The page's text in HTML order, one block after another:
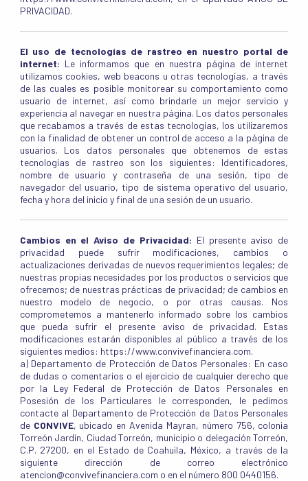
PRIVACIDAD.
El uso de tecnologías de rastreo en nuestro portal de
internet: Le informamos que en nuestra página de internet
utilizamos cookies, web beacons u otras tecnologías, a través
de las cuales es posible monitorear su comportamiento como
usuario de internet, así como brindarle un mejor servicio y
experiencia al navegar en nuestra página. Los datos personales
que recabamos a través de estas tecnologías, los utilizaremos
con la finalidad de obtener un control de acceso a la página de
usuarios. Los datos personales que obtenemos de estas
tecnologías de rastreo son los siguientes: Identificadores,
nombre de usuario y contraseña de una sesión, tipo de
navegador del usuario, tipo de sistema operativo del usuario,
fecha y hora del inicio y final de una sesión de un usuario.
Cambios en el Aviso de Privacidad: El presente aviso de
privacidad puede sufrir modificaciones, cambios o
actualizaciones derivadas de nuevos requerimientos legales; de
nuestras propias necesidades por los productos o servicios que
ofrecemos; de nuestras prácticas de privacidad; de cambios en
nuestro modelo de negocio, o por otras causas. Nos
comprometemos a mantenerlo informado sobre los cambios
que pueda sufrir el presente aviso de privacidad. Estas
modificaciones estarán disponibles al público a través de los
siguientes medios: https://www.convivefinanciera.com.
a) Departamento de Protección de Datos Personales: En caso
de dudas o comentarios o el ejercicio de cualquier derecho que
por la Ley Federal de Protección de Datos Personales en
Posesión de los Particulares le corresponden, le pedimos
contacte al Departamento de Protección de Datos Personales
de CONVIVE, ubicado en Avenida Mayran, número 756, colonia
Torreón Jardín, Ciudad Torreón, municipio o delegación Torreón,
C.P. 27200, en el Estado de Coahuila, México, a través de la
siguiente dirección de correo electrónico
atencion@convivefinanciera.com o en el número 800 0440156.